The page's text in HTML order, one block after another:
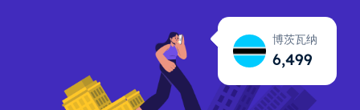
博茨瓦纳
6,500